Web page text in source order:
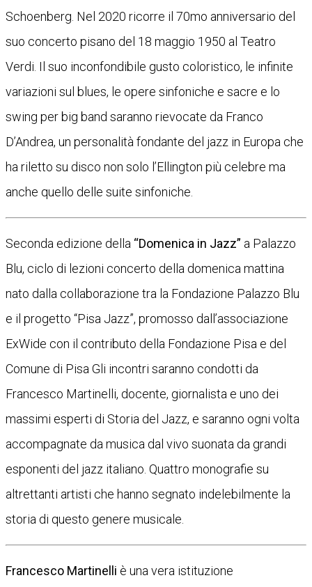
Schoenberg. Nel 2020 ricorre il 70mo anniversario del
suo concerto pisano del 18 maggio 1950 al Teatro
Verdi. Il suo inconfondibile gusto coloristico, le infinite
variazioni sul blues, le opere sinfoniche e sacre e lo
swing per big band saranno rievocate da Franco
D’Andrea, un personalità fondante del jazz in Europa che
ha riletto su disco non solo l’Ellington più celebre ma
anche quello delle suite sinfoniche.
Seconda edizione della “Domenica in Jazz” a Palazzo
Blu, ciclo di lezioni concerto della domenica mattina
nato dalla collaborazione tra la Fondazione Palazzo Blu
e il progetto “Pisa Jazz”, promosso dall’associazione
ExWide con il contributo della Fondazione Pisa e del
Comune di Pisa Gli incontri saranno condotti da
Francesco Martinelli, docente, giornalista e uno dei
massimi esperti di Storia del Jazz, e saranno ogni volta
accompagnate da musica dal vivo suonata da grandi
esponenti del jazz italiano. Quattro monografie su
altrettanti artisti che hanno segnato indelebilmente la
storia di questo genere musicale.
Francesco Martinelli è una vera istituzione